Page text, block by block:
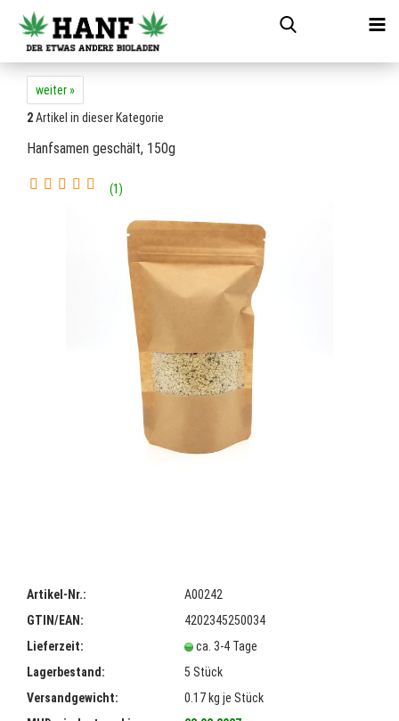
weiter »
2Artikel in dieser Kategorie
Hanfsamen geschält, 150g
1
Artikel-Nr.:
A00242
GTIN/EAN:
4202345250034
Lieferzeit:
ca. 3-4 Tage
Lagerbestand:
5 Stück
Versandgewicht:
0.17kg je Stück